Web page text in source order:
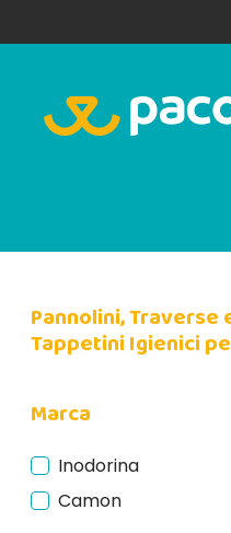
Pannolini, Traverse
Tappetini Igienici
Marca
Inodorina
Camon